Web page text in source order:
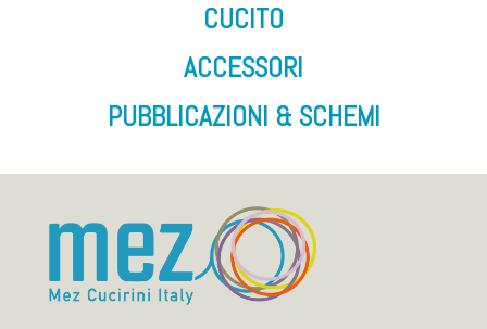
CUCITO
ACCESSORI
PUBBLICAZIONI & SCHEMI